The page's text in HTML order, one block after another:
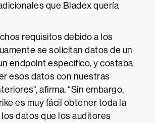
que Bladex quería
requisitos debido a los
se solicitan datos de un
endpoint específico, y costaba
esos datos con nuestras
afirma. “Sin embargo,
es muy fácil obtener toda la
datos que los auditores